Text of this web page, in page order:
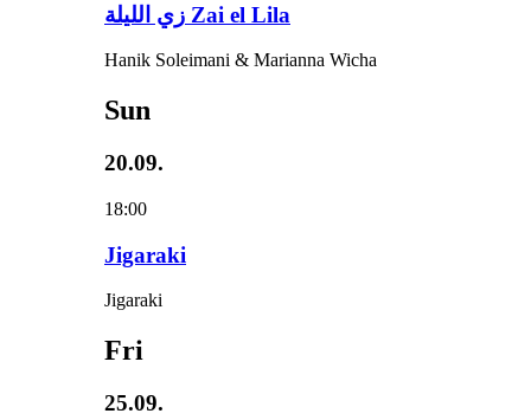
زي‌ اللیلة Zai el Lila
Hanik Soleimani & Marianna Wicha
Sun
20.09.
18:00
Jigaraki
Jigaraki
Fri
25.09.